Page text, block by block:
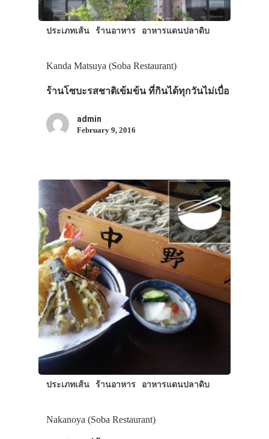
ประเภทเส้น ร้านอาหาร อาหารแดนปลาดิบ
Kanda Matsuya (Soba Restaurant)
ร้านโซบะรสชาติเข้มข้น ที่กินได้ทุกวันไม่เบื่อ
admin
February 9, 2016
ประเภทเส้น ร้านอาหาร อาหารแดนปลาดิบ
Nakanoya (Soba Restaurant)